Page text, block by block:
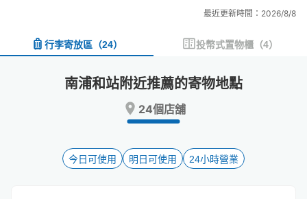
and
and
a
date.
key
to
最近更新時間：2026/8/8
行李寄放區 （24） 投幣式置物櫃 （4）
南浦和站附近推薦的寄物地點
24個店舖
今日可使用 明日可使用 24小時營業